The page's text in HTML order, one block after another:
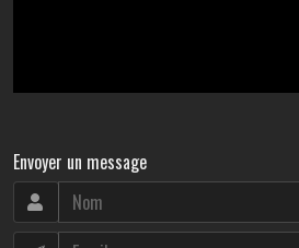
Envoyer un message